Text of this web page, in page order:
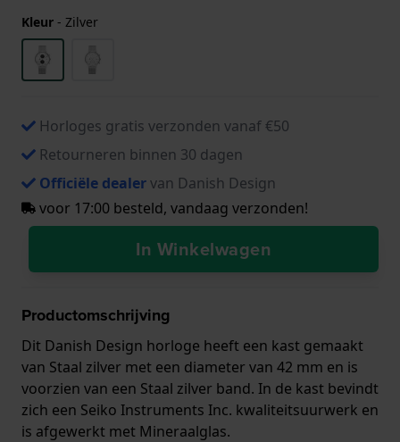
Kleur - Zilver
Horloges gratis verzonden vanaf €50
Retourneren binnen 30 dagen
Officiële dealervan Danish Design
voor 17:00 besteld, vandaag verzonden!
In Winkelwagen
Productomschrijving
Dit Danish Design horloge heeft een kast gemaakt
van Staal zilver met een diameter van 42 mm en is
voorzien van een Staal zilver band. In de kast bevindt
zich een Seiko Instruments Inc. kwaliteitsuurwerk en
is afgewerkt met Mineraalglas.